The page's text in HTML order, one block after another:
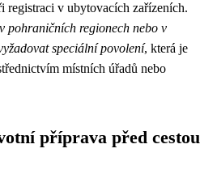
registraci v ubytovacích zařízeních.
pohraničních regionech nebo v
speciální povolení, která je
místních úřadů nebo
příprava před cestou